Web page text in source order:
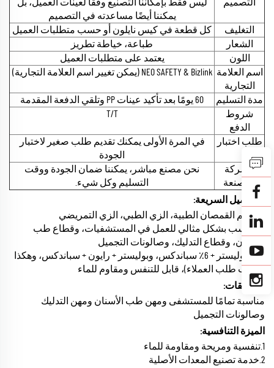
التصميم
ليس فقط بإمكاننا التصنيع وفقًا لعينات العميل، بل
يمكننا أيضًا مساعدته في التصميم
التغليف
كل قطعة في كيس نايلون أو حسب متطلبات العميل
الشعار
طباعة، خياطة تطريز
اللون
يعتمد على متطلبات العميل
اسم العلامة
التجارية
NEO SAFETY & Bizlink (يمكن تغيير اسم العلامة التجارية)
مدة التسليم
60 يومًا بعد تأكيد عينات PP وتلقي الدفعة المقدمة
شروط
الدفع
T/T
طلب اختبار
في المرة الأولى يمكنك تقديم طلب صغير لاختبار
الجودة
الشركة
المصنعة
نحن مصنع مباشر، يمكننا ضمان الجودة ووقت
التسليم وكل شيء.
التفاصيل السريعة:
2. مناسب بشكل مثالي للعمل في المستشفيات، وقطاع طب
الأسنان، وقطاع التدليك، وصالونات التجميل
3.4٪ بوليستر + 6٪ سباندكس، وبوليستر + رايون + سباندكس، وهكذا
(حسب طلب العملاء)، قابل للتنفس ومقاوم للماء
التطبيقات:
مناسبة تمامًا للمستشفى ومهن طب الأسنان ومهن التدليك
وصالونات التجميل
الميزة التنافسية:
1.تنفسية ومريحة ومقاومة للماء
2.خدمة تصنيع المعدات الأصلية